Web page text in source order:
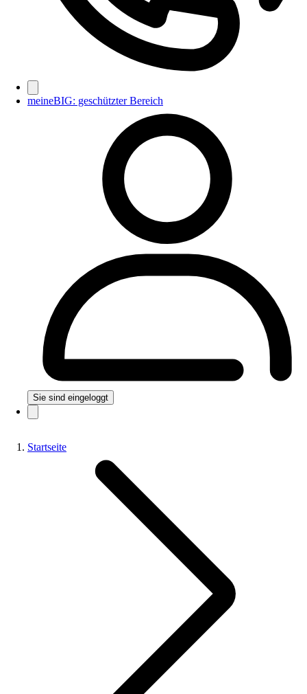
meineBIG: geschützter Bereich
Sie sind eingeloggt
Startseite